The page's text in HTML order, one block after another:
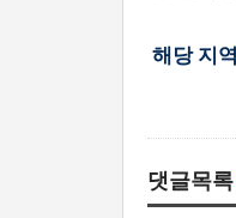
해당 지
댓글목록